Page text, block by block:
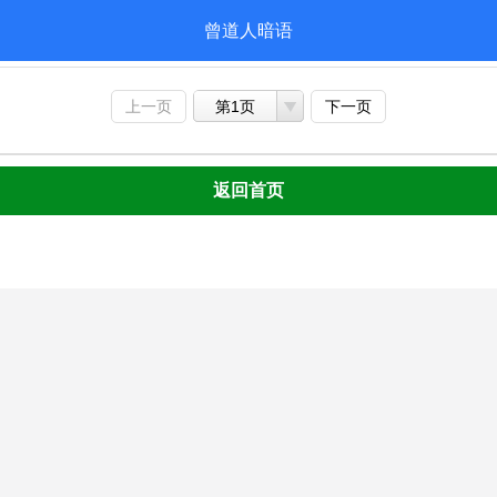
曾道人暗语
上一页 第1页 下一页
返回首页